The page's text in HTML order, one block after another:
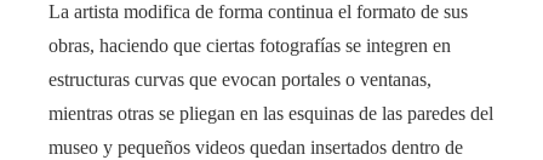
La artista modifica de forma continua el formato de sus
obras, haciendo que ciertas fotografías se integren en
estructuras curvas que evocan portales o ventanas,
mientras otras se pliegan en las esquinas de las paredes del
museo y pequeños videos quedan insertados dentro de